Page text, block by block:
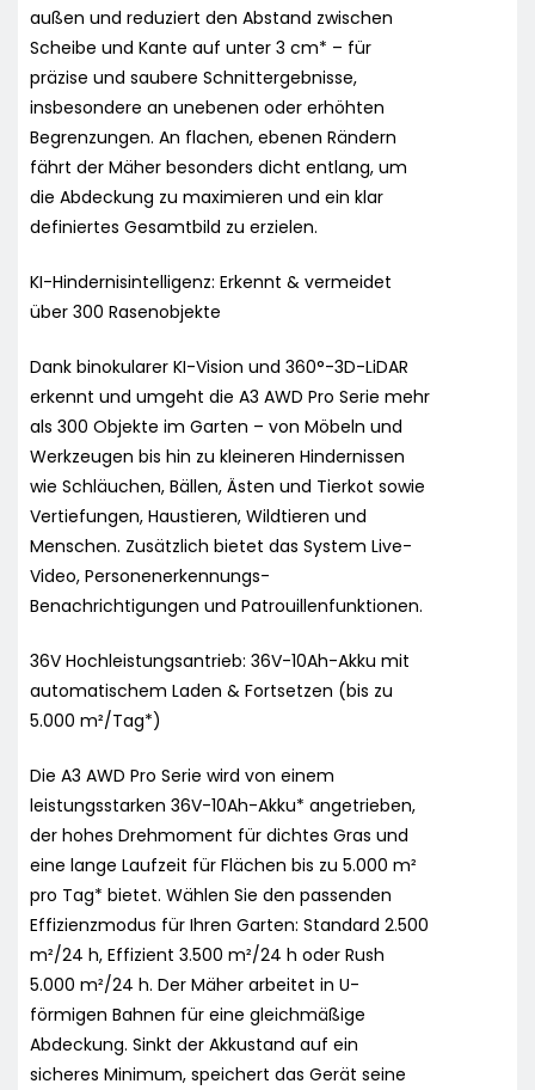
außen und reduziert den Abstand zwischen
Scheibe und Kante auf unter 3 cm* – für
präzise und saubere Schnittergebnisse,
insbesondere an unebenen oder erhöhten
Begrenzungen. An flachen, ebenen Rändern
fährt der Mäher besonders dicht entlang, um
die Abdeckung zu maximieren und ein klar
definiertes Gesamtbild zu erzielen.
KI-Hindernisintelligenz: Erkennt & vermeidet
über 300 Rasenobjekte
Dank binokularer KI-Vision und 360°-3D-LiDAR
erkennt und umgeht die A3 AWD Pro Serie mehr
als 300 Objekte im Garten – von Möbeln und
Werkzeugen bis hin zu kleineren Hindernissen
wie Schläuchen, Bällen, Ästen und Tierkot sowie
Vertiefungen, Haustieren, Wildtieren und
Menschen. Zusätzlich bietet das System Live-
Video, Personenerkennungs-
Benachrichtigungen und Patrouillenfunktionen.
36V Hochleistungsantrieb: 36V-10Ah-Akku mit
automatischem Laden & Fortsetzen (bis zu
5.000 m²/Tag*)
Die A3 AWD Pro Serie wird von einem
leistungsstarken 36V-10Ah-Akku* angetrieben,
der hohes Drehmoment für dichtes Gras und
eine lange Laufzeit für Flächen bis zu 5.000 m²
pro Tag* bietet. Wählen Sie den passenden
Effizienzmodus für Ihren Garten: Standard 2.500
m²/24 h, Effizient 3.500 m²/24 h oder Rush
5.000 m²/24 h. Der Mäher arbeitet in U-
förmigen Bahnen für eine gleichmäßige
Abdeckung. Sinkt der Akkustand auf ein
sicheres Minimum, speichert das Gerät seine